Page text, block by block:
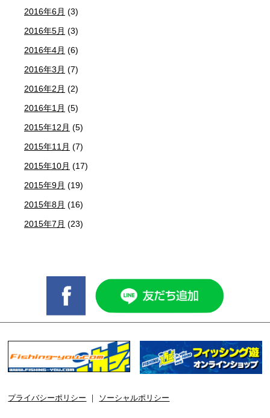
2016年6月 (3)
2016年5月 (3)
2016年4月 (6)
2016年3月 (7)
2016年2月 (2)
2016年1月 (5)
2015年12月 (5)
2015年11月 (7)
2015年10月 (17)
2015年9月 (19)
2015年8月 (16)
2015年7月 (23)
プライバシーポリシー ソーシャルポリシー